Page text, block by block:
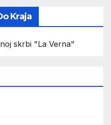
Kraja
skrbi "La Verna"